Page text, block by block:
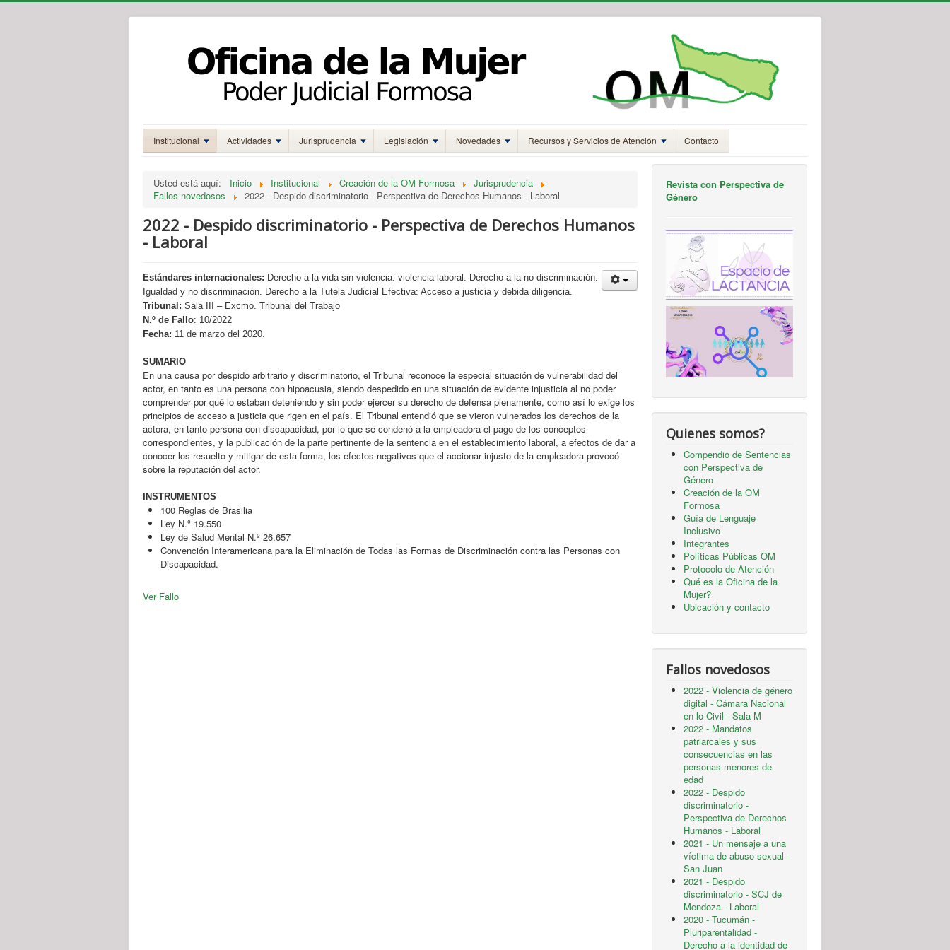
Institucional Actividades Jurisprudencia Legislación Novedades Recursos y Servicios de Atención Contacto
Usted está aquí: Inicio Institucional Creación de la OM Formosa
Jurisprudencia
Fallos novedosos
2022 - Despido discriminatorio - Perspectiva de Derechos Humanos - Laboral
2022 - Despido discriminatorio - Perspectiva de Derechos Humanos
- Laboral
Estándares internacionales: Derecho a la vida sin violencia: violencia laboral. Derecho a la no discriminación:
Igualdad y no discriminación. Derecho a la Tutela Judicial Efectiva: Acceso a justicia y debida diligencia.
Tribunal: Sala III – Excmo. Tribunal del Trabajo
N.º de Fallo: 10/2022
Fecha: 11 de marzo del 2020.
SUMARIO
En una causa por despido arbitrario y discriminatorio, el Tribunal reconoce la especial situación de vulnerabilidad del
actor, en tanto es una persona con hipoacusia, siendo despedido en una situación de evidente injusticia al no poder
comprender por qué lo estaban deteniendo y sin poder ejercer su derecho de defensa plenamente, como así lo exige los
principios de acceso a justicia que rigen en el país. El Tribunal entendió que se vieron vulnerados los derechos de la
actora, en tanto persona con discapacidad, por lo que se condenó a la empleadora el pago de los conceptos
correspondientes, y la publicación de la parte pertinente de la sentencia en el establecimiento laboral, a efectos de dar a
conocer los resuelto y mitigar de esta forma, los efectos negativos que el accionar injusto de la empleadora provocó
sobre la reputación del actor.
INSTRUMENTOS
100 Reglas de Brasilia
Ley N.º 19.550
Ley de Salud Mental N.º 26.657
Convención Interamericana para la Eliminación de Todas las Formas de Discriminación contra las Personas con
Discapacidad.
Ver Fallo
Revista con Perspectiva de
Género
Quienes somos?
Compendio de Sentencias
con Perspectiva de
Género
Creación de la OM
Formosa
Guía de Lenguaje
Inclusivo
Integrantes
Políticas Públicas OM
Protocolo de Atención
Qué es la Oficina de la
Mujer?
Ubicación y contacto
Fallos novedosos
2022 - Violencia de género
digital - Cámara Nacional
en lo Civil - Sala M
2022 - Mandatos
patriarcales y sus
consecuencias en las
personas menores de
edad
2022 - Despido
discriminatorio -
Perspectiva de Derechos
Humanos - Laboral
2021 - Un mensaje a una
víctima de abuso sexual -
San Juan
2021 - Despido
discriminatorio - SCJ de
Mendoza - Laboral
2020 - Tucumán -
Pluriparentalidad -
Derecho a la identidad de